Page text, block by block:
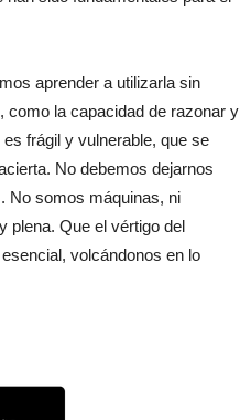
aprender a utilizarla sin
como la capacidad de razonar y
frágil y vulnerable, que se
No debemos dejarnos
No somos máquinas, ni
plena. Que el vértigo del
volcándonos en lo